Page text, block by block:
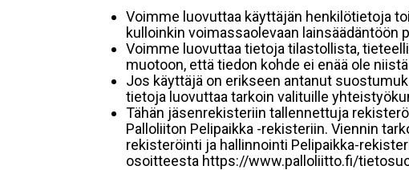
Voimme luovuttaa käyttäjän henkilötietoja
kulloinkin voimassaolevaan lainsäädäntöön
Voimme luovuttaa tietoja tilastollista,
muotoon, että tiedon kohde ei enää ole
Jos käyttäjä on erikseen antanut
tietoja luovuttaa tarkoin valituille
Tähän jäsenrekisteriin tallennettuja
Palloliiton Pelipaikka -rekisteriin. Viennin
rekisteröinti ja hallinnointi Pelipaikka-
osoitteesta https://www.palloliitto.fi/